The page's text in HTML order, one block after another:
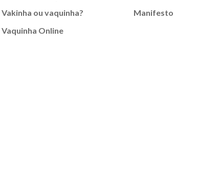
Vakinha ou vaquinha?
Vaquinha Online
Manifesto